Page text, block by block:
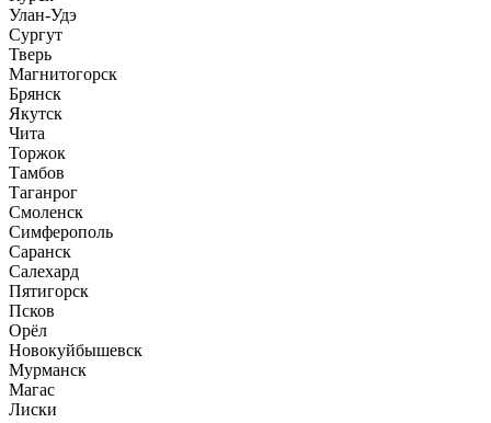
Улан-Удэ
Сургут
Тверь
Магнитогорск
Брянск
Якутск
Чита
Торжок
Тамбов
Таганрог
Смоленск
Симферополь
Саранск
Салехард
Пятигорск
Псков
Орёл
Новокуйбышевск
Мурманск
Магас
Лиски